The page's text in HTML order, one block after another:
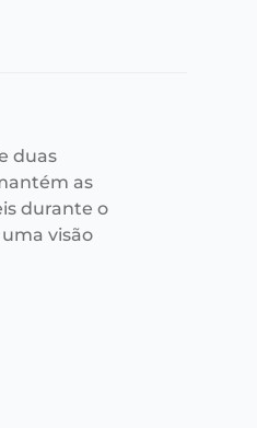
duas
as
durante o
visão